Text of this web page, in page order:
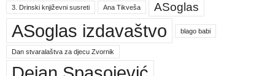
3. Drinski književni susreti Ana Tikveša ASoglas
ASoglas izdavaštvo blago babi
Dan stvaralaštva za djecu Zvornik